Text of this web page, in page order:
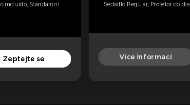
incluído, Standardní
Zeptejte se
Sedadlo Regular, Protetor do
Více informací